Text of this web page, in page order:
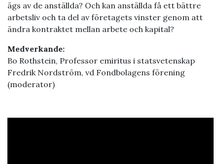
ägs av de anställda? Och kan anställda få ett bättre
arbetsliv och ta del av företagets vinster genom att
ändra kontraktet mellan arbete och kapital?
Medverkande:
Bo Rothstein, Professor emiritus i statsvetenskap
Fredrik Nordström, vd Fondbolagens förening
(moderator)